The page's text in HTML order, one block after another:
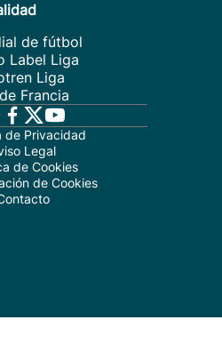
de fútbol
Label Liga
Liga
Francia
de Privacidad
Legal
de Cookies
de Cookies